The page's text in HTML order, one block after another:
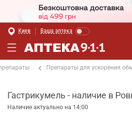
Киев Ваша аптека
Препараты для ускорения
Гастрикумель - наличие в
Наличие актуально на 14:00